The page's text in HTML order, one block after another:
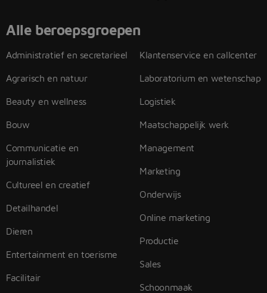
Alle beroepsgroepen
Administratief en secretarieel
Agrarisch en natuur
Beauty en wellness
Bouw
Communicatie en
journalistiek
Cultureel en creatief
Detailhandel
Dieren
Entertainment en toerisme
Facilitair
Klantenservice en callcenter
Laboratorium en wetenschap
Logistiek
Maatschappelijk werk
Management
Marketing
Onderwijs
Online marketing
Productie
Sales
Schoonmaak